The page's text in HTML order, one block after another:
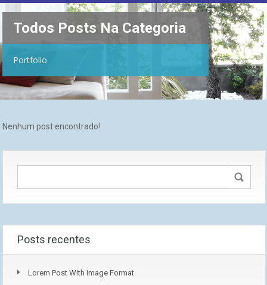
Todos Posts Na Categoria
Portfolio
Nenhum post encontrado!
Posts recentes
Lorem Post With Image Format